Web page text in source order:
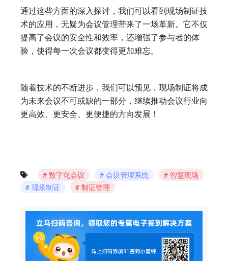
通过这些方面的深入探讨，我们可以看到现场制证技
术的应用，无疑为会议管理带来了一场革新。它不仅
提高了会议的安全性和效率，还增强了参与者的体
验，使得每一次会议都变得更加难忘。
随着技术的不断进步，我们可以预见，现场制证将成
为未来会议不可或缺的一部分，继续推动会议行业向
更高效、更安全、更便捷的方向发展！
数字化会议 会议管理系统
智慧现场
现场制证
制证管理